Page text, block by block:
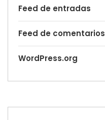
Feed de entradas
Feed de comentarios
WordPress.org